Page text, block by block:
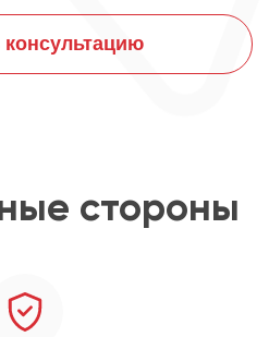
стороны